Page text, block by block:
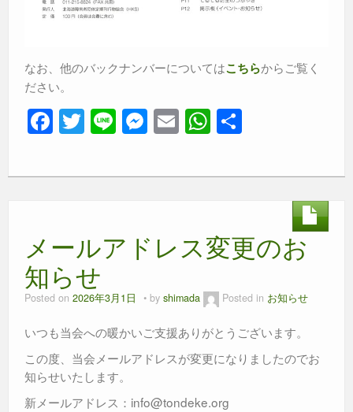
なお、他のバックナンバーについてはこちらからご覧く
ださい。
F
a
c
o
o
k
T
wi
tt
Li
n
e
M
e
ss
g
E
m
ail
W
h
at
p
メールアドレス変更のお
知らせ
Posted on 2026年3月1日 by shimada Posted in お知らせ
いつも当会への暖かいご支援ありがとうございます。
この度、当会メールアドレスが変更になりましたのでお
知らせいたします。
新メールアドレス：info@tondeke.org